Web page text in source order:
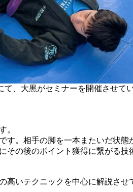
、大黒がセミナーを開催させて
。
す。相手の脚を一本またいだ状態
その後のポイント獲得に繋がる技
高いテクニックを中心に解説させ